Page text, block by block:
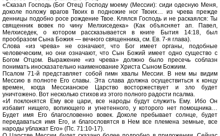
«Сказал Господь (Бог Отец) Господу моему (Мессии): сиди одесную Меня,
доколе положу врагов Твоих в подножие ног Твоих… из чрева прежде
денницы подобно росе рождение Твое. Клялся Господь и не раскаялся: Ты
священник вовек по чину Мелхиседека» (Как объясняет ап. Павел,
Мелхиседек, о котором рассказывается в книге Бытия 14:18, был
прообразом Сына Божия — вечного священника, см. Ев. 7-я глава).
Слова «из чрева» не означают, что Бог имеет органы, подобные
человеческим, но они означают, что Сын Божий имеет одно существо с
Богом Отцом. Выражение «из чрева» должно было пресечь соблазн
понимать иносказательно наименование Христа Сыном Божиим.
Псалом 71-й представляет собой гимн хвалы Мессии. В нем мы видим
Мессию в полноте Его славы. Эта слава должна осуществиться к концу
времен, когда Мессианское Царство восторжествует и зло будет
уничтожено. Вот несколько стихов из этого полного радости псалма.
«И поклонятся Ему все цари, все народы будут служить Ему. Ибо Он
избавит нищего, вопиющего и угнетенного, у которого нет помощника…
Будет имя Его благословенно вовек. Доколе пребывает солнце, будет
передаваться имя Его, и благословятся в Нем все племена земные, все
народы ублажат Его» (Пс. 71:10-17).